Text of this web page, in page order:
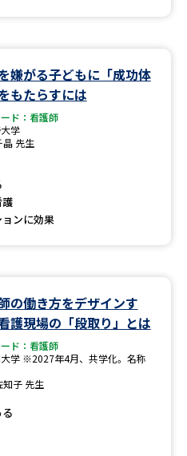
嫌がる子どもに「成功体
もたらすには
ド：看護師
学
晶 先生
ンに効果
の働き方をデザインす
現場の「段取り」とは
ド：看護師
学 ※2027年4月、共学化。名称
知子 先生